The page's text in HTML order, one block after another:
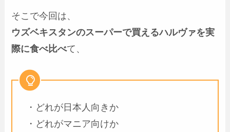
そこで今回は、
ウズベキスタンのスーパーで買えるハルヴァを実
際に食べ比べて、
・どれが日本人向きか
・どれがマニア向けか